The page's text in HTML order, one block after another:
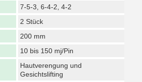
7-5-3, 6-4-2, 4-2
2 Stück
200 mm
10 bis 150 mj/Pin
Hautverengung und
Gesichtslifting